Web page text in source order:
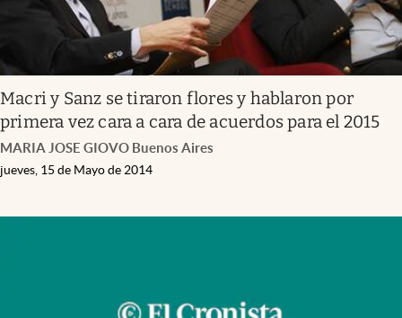
Macri y Sanz se tiraron flores y hablaron por
primera vez cara a cara de acuerdos para el 2015
MARIA JOSE GIOVO Buenos Aires
jueves, 15 de Mayo de 2014